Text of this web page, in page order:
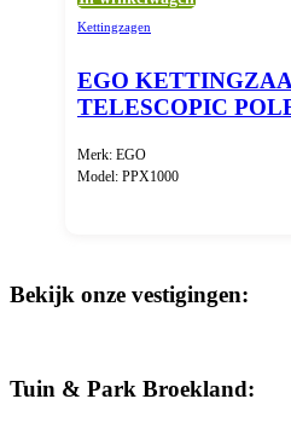
Kettingzagen
EGO
TELESCOPIC
Merk: EGO
Model: PPX1000
Bekijk onze vestigingen:
Tuin & Park Broekland: